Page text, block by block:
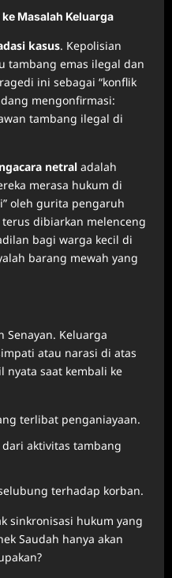
Masalah Keluarga
kasus. Kepolisian
tambang emas ilegal dan
ini sebagai “konflik
mengonfirmasi:
tambang ilegal di
netral adalah
merasa hukum di
oleh gurita pengaruh
dibiarkan melenceng
bagi warga kecil di
barang mewah yang
Senayan. Keluarga
atau narasi di atas
nyata saat kembali ke
terlibat penganiayaan.
aktivitas tambang
terhadap korban.
sinkronisasi hukum yang
Saudah hanya akan